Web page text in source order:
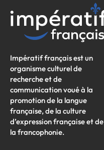
Impératif français est un
organisme culturel de
recherche et de
communication voué à la
promotion de la langue
française, de la culture
d’expression française et de
la francophonie.